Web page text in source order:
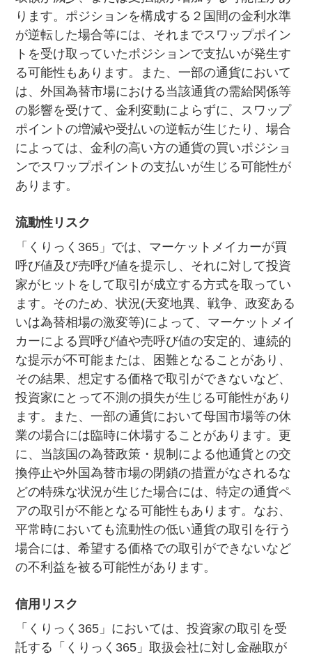
ります。ポジションを構成する２国間の金利水準
が逆転した場合等には、それまでスワップポイン
トを受け取っていたポジションで支払いが発生す
る可能性もあります。また、一部の通貨において
は、外国為替市場における当該通貨の需給関係等
の影響を受けて、金利変動によらずに、スワップ
ポイントの増減や受払いの逆転が生じたり、場合
によっては、金利の高い方の通貨の買いポジショ
ンでスワップポイントの支払いが生じる可能性が
あります。
流動性リスク
「くりっく365」では、マーケットメイカーが買
呼び値及び売呼び値を提示し、それに対して投資
家がヒットをして取引が成立する方式を取ってい
ます。そのため、状況(天変地異、戦争、政変ある
いは為替相場の激変等)によって、マーケットメイ
カーによる買呼び値や売呼び値の安定的、連続的
な提示が不可能または、困難となることがあり、
その結果、想定する価格で取引ができないなど、
投資家にとって不測の損失が生じる可能性があり
ます。また、一部の通貨において母国市場等の休
業の場合には臨時に休場することがあります。更
に、当該国の為替政策・規制による他通貨との交
換停止や外国為替市場の閉鎖の措置がなされるな
どの特殊な状況が生じた場合には、特定の通貨ペ
アの取引が不能となる可能性もあります。なお、
平常時においても流動性の低い通貨の取引を行う
場合には、希望する価格での取引ができないなど
の不利益を被る可能性があります。
信用リスク
「くりっく365」においては、投資家の取引を受
託する「くりっく365」取扱会社に対し金融取が